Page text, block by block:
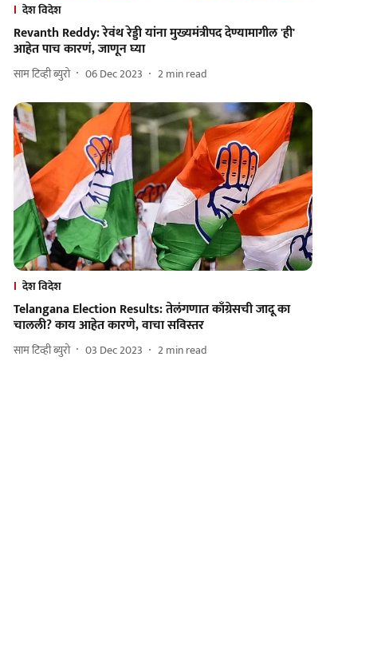
देश विदेश
Revanth Reddy: रेवंथ रेड्डी यांना मुख्यमंत्रीपद देण्यामागील 'ही'
आहेत पाच कारणं, जाणून घ्या
साम टिव्ही ब्युरो 06 Dec 2023 2min read
देश विदेश
Telangana Election Results: तेलंगणात काँग्रेसची जादू का
चालली? काय आहेत कारणे, वाचा सविस्तर
साम टिव्ही ब्युरो 03 Dec 2023 2min read